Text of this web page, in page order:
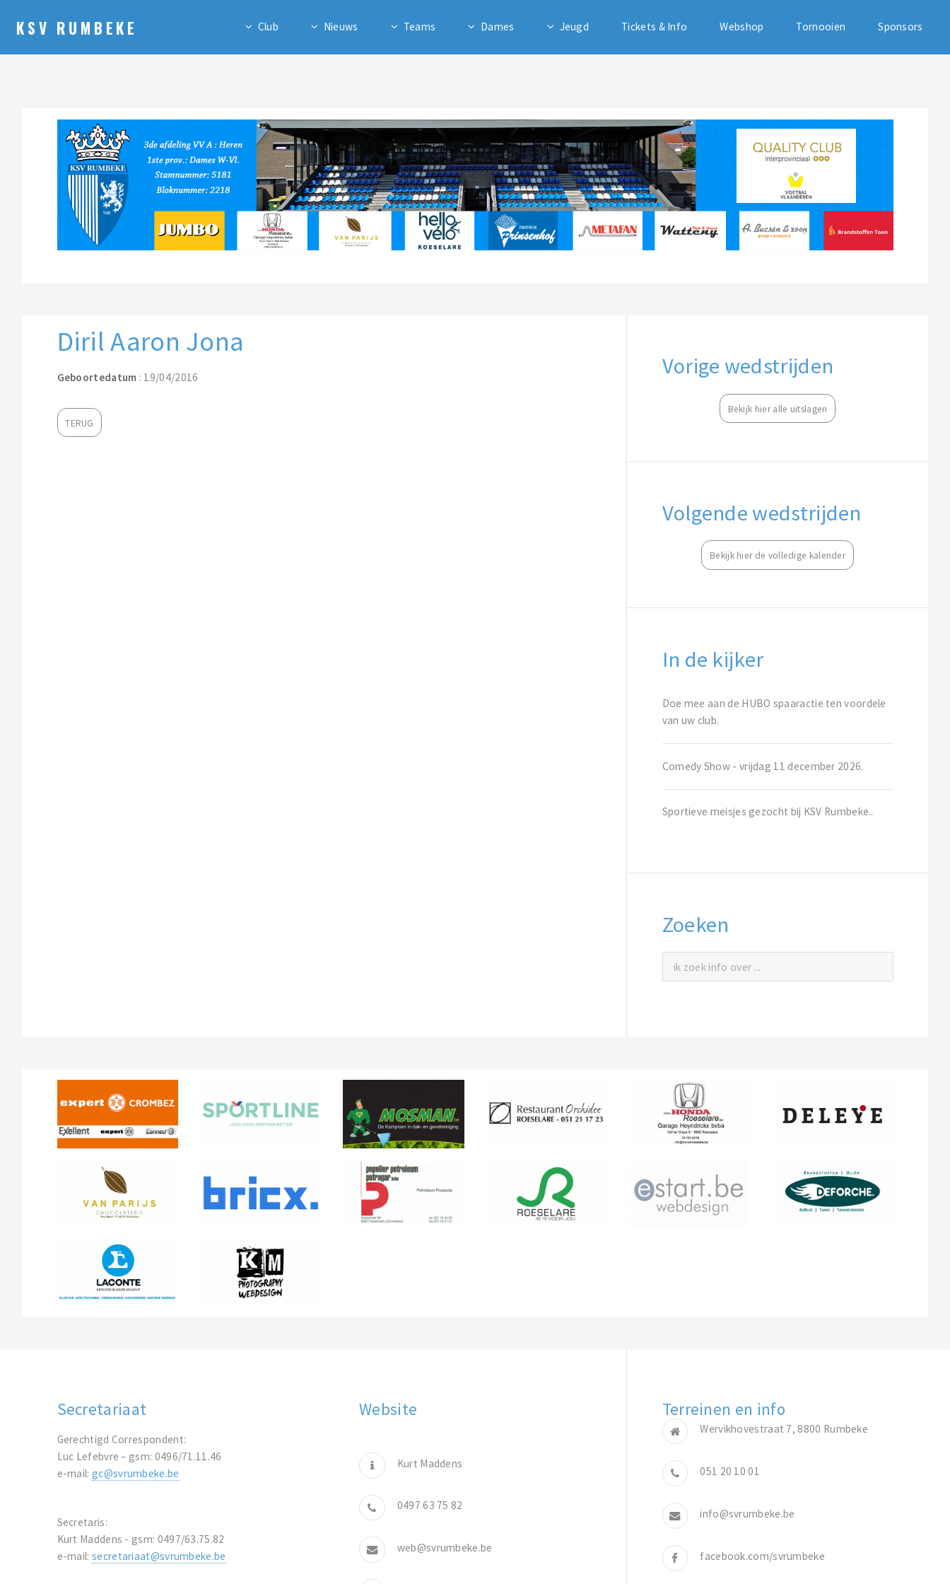
KSV RUMBEKE Club Nieuws Teams Dames Jeugd Tickets & Info Webshop Tornooien Sponsors
Diril Aaron Jona
Geboortedatum : 19/04/2016
TERUG
Vorige wedstrijden
Bekijk hier alle uitslagen
Volgende wedstrijden
Bekijk hier de volledige kalender
In de kijker
Doe mee aan de HUBO spaaractie ten voordele
van uw club.
Comedy Show - vrijdag 11 december 2026.
Sportieve meisjes gezocht bij KSV Rumbeke..
Zoeken
Secretariaat
Gerechtigd Correspondent:
Luc Lefebvre – gsm: 0496/71.11.46
e-mail: gc@svrumbeke.be
Secretaris:
Kurt Maddens - gsm: 0497/63.75.82
e-mail: secretariaat@svrumbeke.be
Website
Kurt Maddens
0497 63 75 82
web@svrumbeke.be
Terreinen en info
Wervikhovestraat 7, 8800 Rumbeke
051 20 10 01
info@svrumbeke.be
facebook.com/svrumbeke